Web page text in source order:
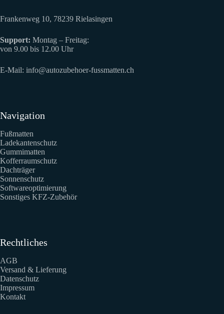
Frankenweg 10, 78239 Rielasingen
Support: Montag – Freitag:
von 9.00 bis 12.00 Uhr
E-Mail: info@autozubehoer-fussmatten.ch
Navigation
Fußmatten
Ladekantenschutz
Gummimatten
Kofferraumschutz
Dachträger
Sonnenschutz
Softwareoptimierung
Sonstiges KFZ-Zubehör
Rechtliches
AGB
Versand & Lieferung
Datenschutz
Impressum
Kontakt